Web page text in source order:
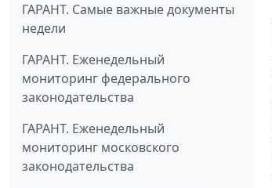
ГАРАНТ. Самые важные документы
недели
ГАРАНТ. Еженедельный
мониторинг федерального
законодательства
ГАРАНТ. Еженедельный
мониторинг московского
законодательства